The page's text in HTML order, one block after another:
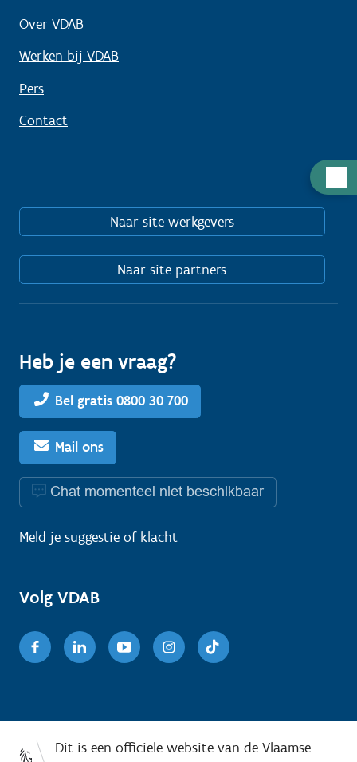
Over VDAB
Werken bij VDAB
Pers
Contact
Naar site werkgevers
Naar site partners
Heb je een vraag?
Bel gratis 0800 30 700
Mail ons
Chat momenteel niet beschikbaar
Meld je suggestie of klacht
Volg VDAB
FacebookLinkedinYoutubeInstagram